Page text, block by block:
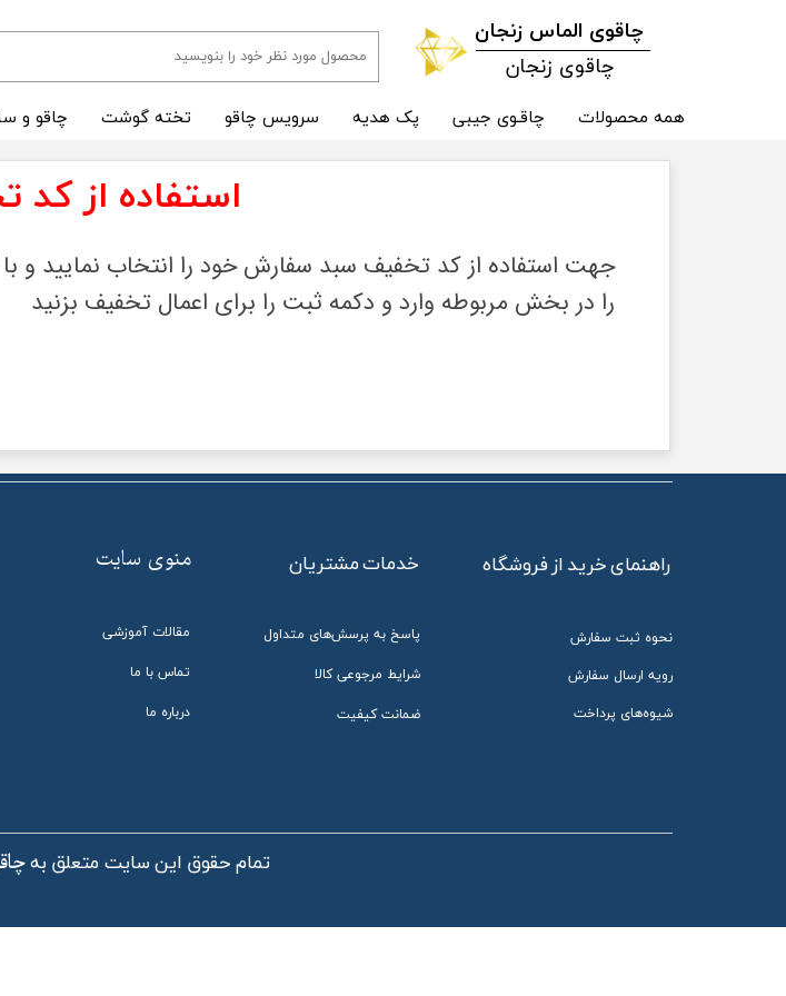
​چاقوی الماس زنجان
چاقوی زنجان
همه محصولات چاقـوی جیبی پک هدیه سرویس چاقو تخته گوشت چاقو و
​استفاده از کد
جهت استفاده از کد تخفیف سبد سفارش خود را انتخاب نمایید و
را در بخش مربوطه وارد و دکمه ثبت را برای اعمال تخفیف بزنید
تمام حقوق این سایت متعلق به
راهنمای خرید از فروشگاه
نحوه ثبت سفارش
رویه ارسال سفارش
شیوه‌های پرداخت
خدمات مشتریان
پاسخ به پرسش‌های متداول
شرایط مرجوعی کالا
ضمانت کیفیت
مقالات آموزشی
تماس با ما
درباره ما
​منوی سایت